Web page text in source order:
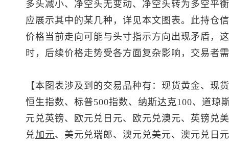
多头减小、净空头无变动、净空头转为多空平
应展示其中的某几种，详见本文图表。此持仓
价格当前走向可能与头寸指示方向出现矛盾，
时，后续价格走势受各方面复杂影响，交易者
【本图表涉及到的交易品种有： 现货黄金、 现
恒生指数、 标普500指数、 纳斯达克100、道琼
元兑英镑、欧元兑日元、欧元兑澳元、 英镑兑
兑加元、 美元兑瑞郎、 澳元兑美元、澳元兑日